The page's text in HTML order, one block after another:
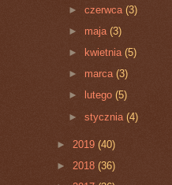
►czerwca(3)
► maja(3)
►
kwietnia(5)
► marca(3)
►
lutego(5)
►stycznia(4)
► 2019 (40)
► 2018 (36)